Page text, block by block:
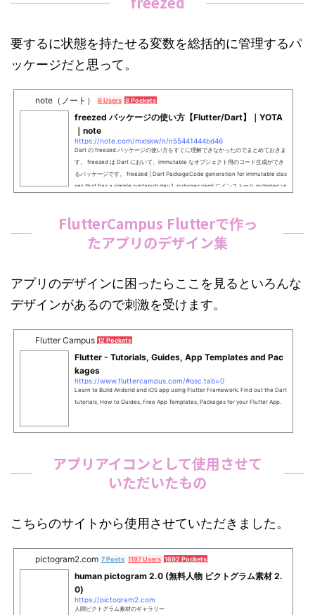
要するに状態を持たせる変数を総括的に管理するパ
ッケージだと思って。
note（ノート） 6 Users 8 Pockets
freezed パッケージの使い方【Flutter/Dart】｜YOTA
｜note
https://note.com/mxiskw/n/n55441444bd46
Dart の freezed パッケージの使い方をすぐに理解できなかったのでまとめておきま
す。 freezed は Dart において、immutable なオブジェクト用のコード生成ができ
るパッケージです。 freezed | Dart PackageCode generation for immutable clas
ses that has a simple syntapub.dev 1. pubspec.yaml にインストール pubspec.ya
FlutterCampus Flutterで作っ
たアプリのデザイン集
アプリのデザインに困ったらここを見るといろんな
デザインがあるので刺激を受けます。
Flutter Campus 12 Pockets
Flutter - Tutorials, Guides, App Templates and Pac
kages
https://www.fluttercampus.com/#gsc.tab=0
Learn to Build Andorid and iOS app using Flutter Framework. Find out the Dart
tutorials, How to Guides, Free App Templates, Packages for your Flutter App.
アプリアイコンとして使用させて
いただいたもの
こちらのサイトから使用させていただきました。
pictogram2.com 7 Posts 1197 Users 1692 Pockets
human pictogram 2.0 (無料人物 ピクトグラム素材 2.
0)
https://pictogram2.com
人間ピクトグラム素材のギャラリー